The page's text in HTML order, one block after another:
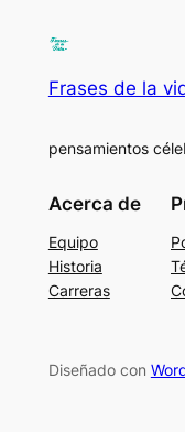
Frases de la
pensamientos
Acerca de
Equipo
Historia
Carreras
Diseñado con